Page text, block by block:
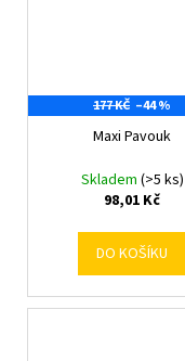
177 KČ –44 %
Maxi Pavouk
Skladem (>5 ks)
98,01 Kč
DO KOŠÍKU